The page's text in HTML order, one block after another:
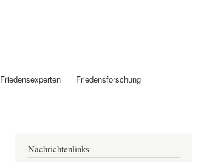
Friedensexperten Friedensforschung
Nachrichtenlinks